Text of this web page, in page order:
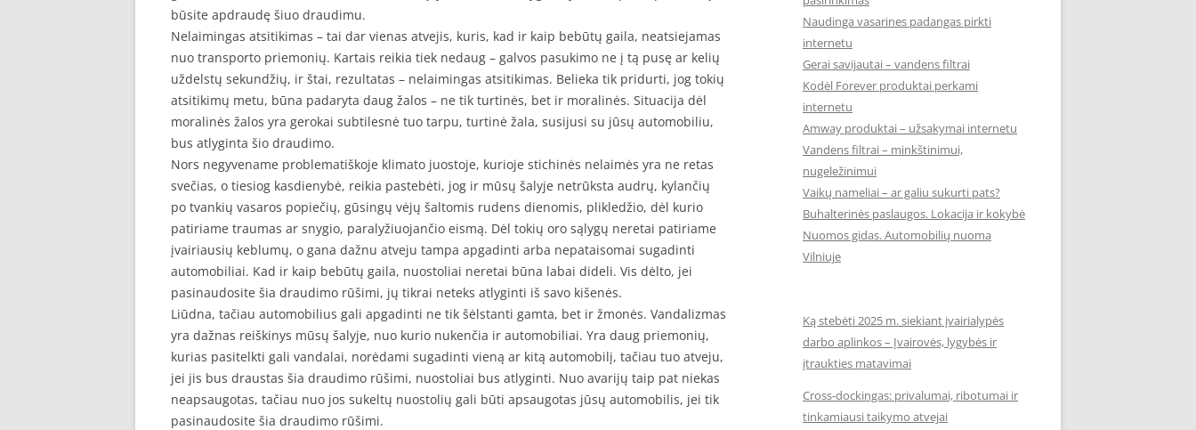
būsite apdraudę šiuo draudimu.
Nelaimingas atsitikimas – tai dar vienas atvejis, kuris, kad ir kaip bebūtų gaila, neatsiejamas
nuo transporto priemonių. Kartais reikia tiek nedaug – galvos pasukimo ne į tą pusę ar kelių
uždelstų sekundžių, ir štai, rezultatas – nelaimingas atsitikimas. Belieka tik pridurti, jog tokių
atsitikimų metu, būna padaryta daug žalos – ne tik turtinės, bet ir moralinės. Situacija dėl
moralinės žalos yra gerokai subtilesnė tuo tarpu, turtinė žala, susijusi su jūsų automobiliu,
bus atlyginta šio draudimo.
Nors negyvename problematiškoje klimato juostoje, kurioje stichinės nelaimės yra ne retas
svečias, o tiesiog kasdienybė, reikia pastebėti, jog ir mūsų šalyje netrūksta audrų, kylančių
po tvankių vasaros popiečių, gūsingų vėjų šaltomis rudens dienomis, plikledžio, dėl kurio
patiriame traumas ar snygio, paralyžiuojančio eismą. Dėl tokių oro sąlygų neretai patiriame
įvairiausių keblumų, o gana dažnu atveju tampa apgadinti arba nepataisomai sugadinti
automobiliai. Kad ir kaip bebūtų gaila, nuostoliai neretai būna labai dideli. Vis dėlto, jei
pasinaudosite šia draudimo rūšimi, jų tikrai neteks atlyginti iš savo kišenės.
Liūdna, tačiau automobilius gali apgadinti ne tik šėlstanti gamta, bet ir žmonės. Vandalizmas
yra dažnas reiškinys mūsų šalyje, nuo kurio nukenčia ir automobiliai. Yra daug priemonių,
kurias pasitelkti gali vandalai, norėdami sugadinti vieną ar kitą automobilį, tačiau tuo atveju,
jei jis bus draustas šia draudimo rūšimi, nuostoliai bus atlyginti. Nuo avarijų taip pat niekas
neapsaugotas, tačiau nuo jos sukeltų nuostolių gali būti apsaugotas jūsų automobilis, jei tik
pasinaudosite šia draudimo rūšimi.
Naudinga vasarines padangas pirkti
internetu
Gerai savijautai – vandens filtrai
Kodėl Forever produktai perkami
internetu
Amway produktai – užsakymai internetu
Vandens filtrai – minkštinimui,
nugeležinimui
Vaikų nameliai – ar galiu sukurti pats?
Buhalterinės paslaugos. Lokacija ir kokybė
Nuomos gidas. Automobilių nuoma
Vilniuje
Ką stebėti 2025 m. siekiant įvairialypės
darbo aplinkos – Įvairovės, lygybės ir
įtraukties matavimai
Cross-dockingas: privalumai, ribotumai ir
tinkamiausi taikymo atvejai